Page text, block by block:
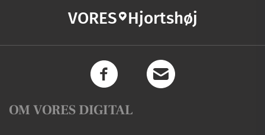
VORES Hjortshøj
OM VORES DIGITAL